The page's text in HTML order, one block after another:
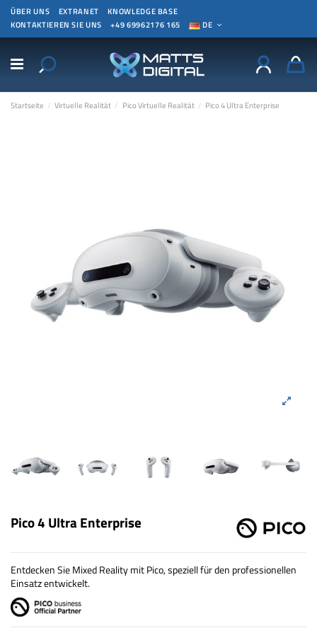
ÜBER UNS EXTRANET
KNOWLEDGE BASE
KONTAKTIEREN SIE UNS
+49 69962176 165 DE
Startseite Virtuelle Realität Pico Virtuelle Realität Pico 4 Ultra Enterprise
Pico 4 Ultra Enterprise
Entdecken Sie Mixed Reality mit Pico, speziell für den professionellen
Einsatz entwickelt.